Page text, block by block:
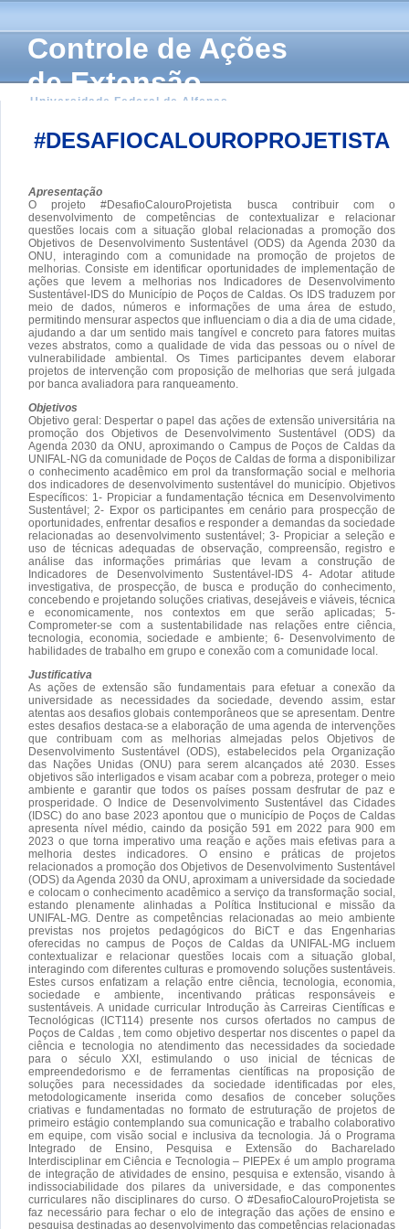
Controle de Ações
de Extensão
Universidade Federal de Alfenas
#DESAFIOCALOUROPROJETISTA
Apresentação
O projeto #DesafioCalouroProjetista busca contribuir com o
desenvolvimento de competências de contextualizar e relacionar
questões locais com a situação global relacionadas a promoção dos
Objetivos de Desenvolvimento Sustentável (ODS) da Agenda 2030 da
ONU, interagindo com a comunidade na promoção de projetos de
melhorias. Consiste em identificar oportunidades de implementação de
ações que levem a melhorias nos Indicadores de Desenvolvimento
Sustentável-IDS do Município de Poços de Caldas. Os IDS traduzem por
meio de dados, números e informações de uma área de estudo,
permitindo mensurar aspectos que influenciam o dia a dia de uma cidade,
ajudando a dar um sentido mais tangível e concreto para fatores muitas
vezes abstratos, como a qualidade de vida das pessoas ou o nível de
vulnerabilidade ambiental. Os Times participantes devem elaborar
projetos de intervenção com proposição de melhorias que será julgada
por banca avaliadora para ranqueamento.
Objetivos
Objetivo geral: Despertar o papel das ações de extensão universitária na
promoção dos Objetivos de Desenvolvimento Sustentável (ODS) da
Agenda 2030 da ONU, aproximando o Campus de Poços de Caldas da
UNIFAL-NG da comunidade de Poços de Caldas de forma a disponibilizar
o conhecimento acadêmico em prol da transformação social e melhoria
dos indicadores de desenvolvimento sustentável do município. Objetivos
Específicos: 1- Propiciar a fundamentação técnica em Desenvolvimento
Sustentável; 2- Expor os participantes em cenário para prospecção de
oportunidades, enfrentar desafios e responder a demandas da sociedade
relacionadas ao desenvolvimento sustentável; 3- Propiciar a seleção e
uso de técnicas adequadas de observação, compreensão, registro e
análise das informações primárias que levam a construção de
Indicadores de Desenvolvimento Sustentável-IDS 4- Adotar atitude
investigativa, de prospecção, de busca e produção do conhecimento,
concebendo e projetando soluções criativas, desejáveis e viáveis, técnica
e economicamente, nos contextos em que serão aplicadas; 5-
Comprometer-se com a sustentabilidade nas relações entre ciência,
tecnologia, economia, sociedade e ambiente; 6- Desenvolvimento de
habilidades de trabalho em grupo e conexão com a comunidade local.
Justificativa
As ações de extensão são fundamentais para efetuar a conexão da
universidade as necessidades da sociedade, devendo assim, estar
atentas aos desafios globais contemporâneos que se apresentam. Dentre
estes desafios destaca-se a elaboração de uma agenda de intervenções
que contribuam com as melhorias almejadas pelos Objetivos de
Desenvolvimento Sustentável (ODS), estabelecidos pela Organização
das Nações Unidas (ONU) para serem alcançados até 2030. Esses
objetivos são interligados e visam acabar com a pobreza, proteger o meio
ambiente e garantir que todos os países possam desfrutar de paz e
prosperidade. O Indice de Desenvolvimento Sustentável das Cidades
(IDSC) do ano base 2023 apontou que o município de Poços de Caldas
apresenta nível médio, caindo da posição 591 em 2022 para 900 em
2023 o que torna imperativo uma reação e ações mais efetivas para a
melhoria destes indicadores. O ensino e práticas de projetos
relacionados a promoção dos Objetivos de Desenvolvimento Sustentável
(ODS) da Agenda 2030 da ONU, aproximam a universidade da sociedade
e colocam o conhecimento acadêmico a serviço da transformação social,
estando plenamente alinhadas a Política Institucional e missão da
UNIFAL-MG. Dentre as competências relacionadas ao meio ambiente
previstas nos projetos pedagógicos do BiCT e das Engenharias
oferecidas no campus de Poços de Caldas da UNIFAL-MG incluem
contextualizar e relacionar questões locais com a situação global,
interagindo com diferentes culturas e promovendo soluções sustentáveis.
Estes cursos enfatizam a relação entre ciência, tecnologia, economia,
sociedade e ambiente, incentivando práticas responsáveis e
sustentáveis. A unidade curricular Introdução às Carreiras Científicas e
Tecnológicas (ICT114) presente nos cursos ofertados no campus de
Poços de Caldas , tem como objetivo despertar nos discentes o papel da
ciência e tecnologia no atendimento das necessidades da sociedade
para o século XXI, estimulando o uso inicial de técnicas de
empreendedorismo e de ferramentas científicas na proposição de
soluções para necessidades da sociedade identificadas por eles,
metodologicamente inserida como desafios de conceber soluções
criativas e fundamentadas no formato de estruturação de projetos de
primeiro estágio contemplando sua comunicação e trabalho colaborativo
em equipe, com visão social e inclusiva da tecnologia. Já o Programa
Integrado de Ensino, Pesquisa e Extensão do Bacharelado
Interdisciplinar em Ciência e Tecnologia – PIEPEx é um amplo programa
de integração de atividades de ensino, pesquisa e extensão, visando à
indissociabilidade dos pilares da universidade, e das componentes
curriculares não disciplinares do curso. O #DesafioCalouroProjetista se
faz necessário para fechar o elo de integração das ações de ensino e
pesquisa destinadas ao desenvolvimento das competências relacionadas